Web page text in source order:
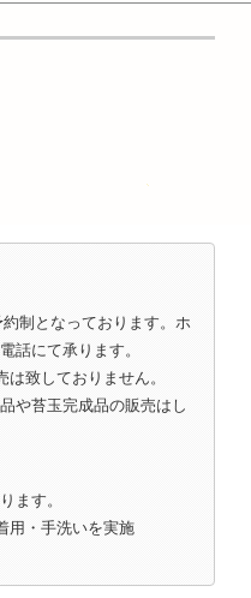
制となっております。ホ
話にて承ります。
致しておりません。
や苔玉完成品の販売はし
ます。
用・手洗いを実施